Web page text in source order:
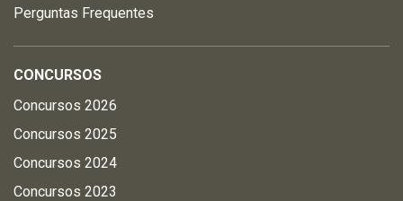
Perguntas Frequentes
CONCURSOS
Concursos 2026
Concursos 2025
Concursos 2024
Concursos 2023